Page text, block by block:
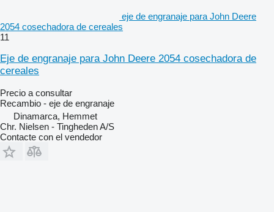
eje de engranaje para John Deere
2054 cosechadora de cereales
11
Eje de engranaje para John Deere 2054 cosechadora de
cereales
Precio a consultar
Recambio - eje de engranaje
Dinamarca, Hemmet
Chr. Nielsen - Tingheden A/S
Contacte con el vendedor